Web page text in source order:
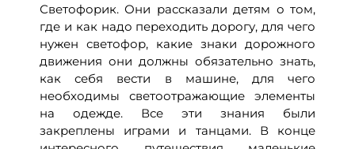
Светофорик. Они рассказали детям о том,
где и как надо переходить дорогу, для чего
нужен светофор, какие знаки дорожного
движения они должны обязательно знать,
как себя вести в машине, для чего
необходимы светоотражающие элементы
на одежде. Все эти знания были
закреплены играми и танцами. В конце